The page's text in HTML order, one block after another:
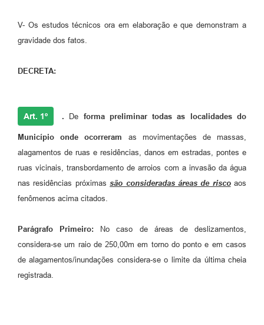
V- Os estudos técnicos ora em elaboração e que demonstram a
gravidade dos fatos.
DECRETA:
Art. 1º . De forma preliminar todas as localidades do
Município onde ocorreram as movimentações de massas,
alagamentos de ruas e residências, danos em estradas, pontes e
ruas vicinais, transbordamento de arroios com a invasão da água
nas residências próximassão consideradas áreas de riscoaos
fenômenos acima citados.
Parágrafo Primeiro: No caso de áreas de deslizamentos,
considera-se um raio de 250,00m em torno do ponto e em casos
de alagamentos/inundações considera-se o limite da última cheia
registrada.